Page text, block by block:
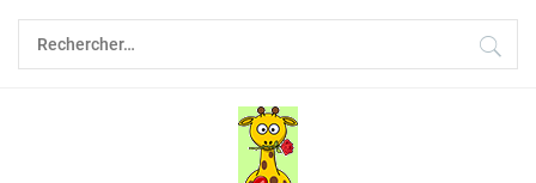
Skip
content
Rechercher :